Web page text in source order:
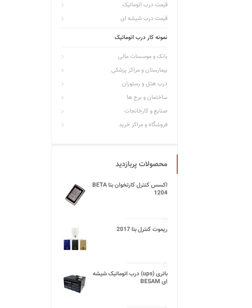
قیمت درب اتوماتیک
قیمت درب شیشه ای
نمونه کار درب اتوماتیک
بانک و موسسات مالی
بیمارستان و مراکز پزشکی
درب هتل و رستوران
ساختمان و برج ها
صنایع و کارخانجات
فروشگاه و مراکز خرید
محصولات پربازدید
اکسس کنترل کارتخوان بتا BETA
1204
ریموت کنترل بتا 2017
باتری (ups) درب اتوماتیک شیشه
ای BESAM